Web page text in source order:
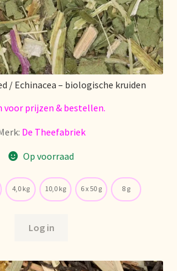
time
/ Echinacea – biologische kruiden
voor prijzen & bestellen.
De Theefabriek
Op voorraad
4,0 kg 10,0 kg 6 x 50 g 8 g
Log in